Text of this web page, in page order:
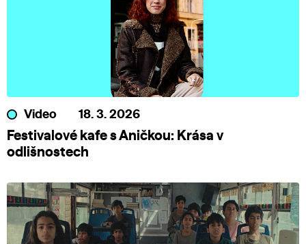
Video 18. 3. 2026
Festivalové kafe s Aničkou: Krása v
odlišnostech